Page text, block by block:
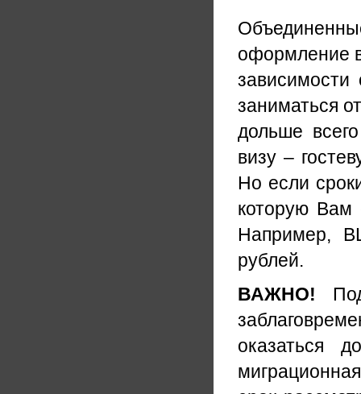
оформление
зависимости
заниматься
дольше
визу –
Но если
которую Вам
Например,
рублей.
ВАЖНО!
оказаться